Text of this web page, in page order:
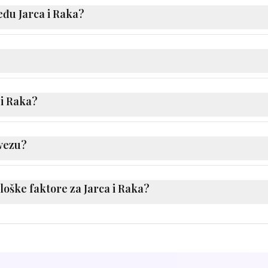
odnos. Njihova veza je jedinstvena i puna je uzbuđenja.
Jarca i Raka?
ljubavnu vezu uz malo truda. Postoji privlačnost
jedno drugo, njihova veza može produbiti. Ključ je u
od jačih strana njihovog odnosa. Lako razumiju jedno
se nadopunjuju - jedan donosi ono što drugome
Raka?
se s izazovom balansiranja vrlo različitih pristupa.
situacije često su suprotne, što može voditi u sukobe.
shvaćajte je zdravo za gotovo. Nastavite aktivno
"check-ine" kako biste osigurali da oboje ste
faktore za Jarca i Raka?
(ljubavni stil) i Mars (seksualna energija). Sunčevi